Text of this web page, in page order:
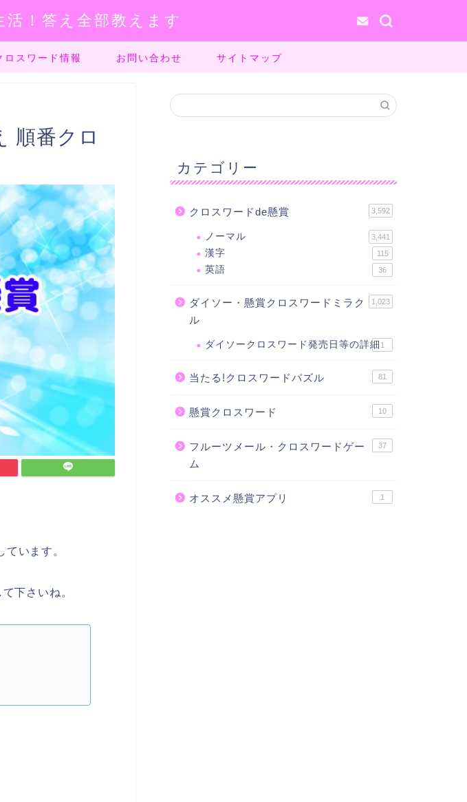
！答え全部教えます
ロスワード情報 お問い合わせ サイトマップ
順番クロ
ています。
下さいね。
カテゴリー
クロスワードde懸賞 3,592
ノーマル 3,441
漢字 115
英語 36
ダイソー・懸賞クロスワードミラク
ル
1,023
ダイソークロスワード発売日等の詳細 1
当たる!クロスワードパズル 81
懸賞クロスワード 10
フルーツメール・クロスワードゲー
ム
37
オススメ懸賞アプリ 1